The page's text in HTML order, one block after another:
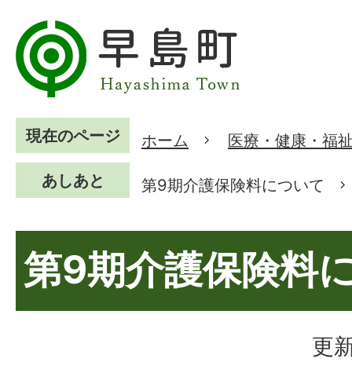
現在のページ ホーム 医療・健康・福
あしあと 第9期介護保険料について
第9期介護保険料
更